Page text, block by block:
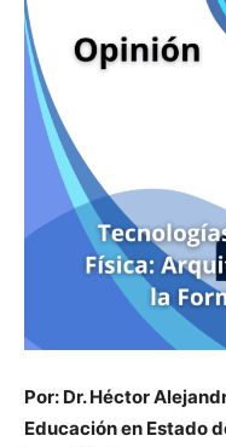
Por: Dr. Héctor
Educación en Estado